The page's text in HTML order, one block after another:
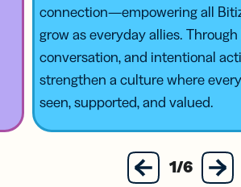
connection—empowering all
grow as everyday allies.
conversation, and intentional
strengthen a culture where
seen, supported, and valued.
previous
next
1/6